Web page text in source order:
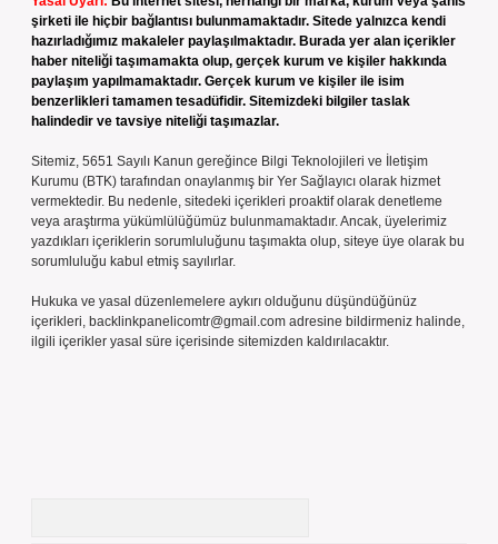
şirketi ile hiçbir bağlantısı bulunmamaktadır. Sitede yalnızca kendi
hazırladığımız makaleler paylaşılmaktadır. Burada yer alan içerikler
haber niteliği taşımamakta olup, gerçek kurum ve kişiler hakkında
paylaşım yapılmamaktadır. Gerçek kurum ve kişiler ile isim
benzerlikleri tamamen tesadüfidir. Sitemizdeki bilgiler taslak
halindedir ve tavsiye niteliği taşımazlar.
Sitemiz, 5651 Sayılı Kanun gereğince Bilgi Teknolojileri ve İletişim
Kurumu (BTK) tarafından onaylanmış bir Yer Sağlayıcı olarak hizmet
vermektedir. Bu nedenle, sitedeki içerikleri proaktif olarak denetleme
veya araştırma yükümlülüğümüz bulunmamaktadır. Ancak, üyelerimiz
yazdıkları içeriklerin sorumluluğunu taşımakta olup, siteye üye olarak bu
sorumluluğu kabul etmiş sayılırlar.
Hukuka ve yasal düzenlemelere aykırı olduğunu düşündüğünüz
içerikleri, backlinkpanelicomtr@gmail.com adresine bildirmeniz halinde,
ilgili içerikler yasal süre içerisinde sitemizden kaldırılacaktır.